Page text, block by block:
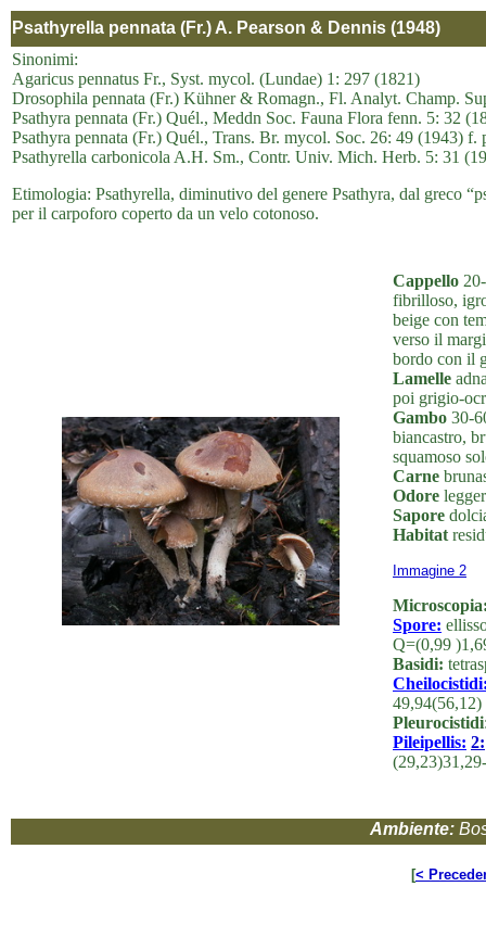
Psathyrella pennata (Fr.) A. Pearson & Dennis (1948)
Sinonimi:
Agaricus pennatus Fr., Syst. mycol. (Lundae) 1: 297 (1821)
Drosophila pennata (Fr.) Kühner & Romagn., Fl. Analyt. Champ.
Psathyra pennata (Fr.) Quél., Meddn Soc. Fauna Flora fenn. 5: 32
Psathyra pennata (Fr.) Quél., Trans. Br. mycol. Soc. 26: 49 (1943) f.
Psathyrella carbonicola A.H. Sm., Contr. Univ. Mich. Herb. 5: 31
Etimologia: Psathyrella, diminutivo del genere Psathyra, dal greco
per il carpoforo coperto da un velo cotonoso.
Cappello
fibrilloso,
beige con
verso il
bordo con il
Lamelle
poi grigio-
Gambo 30-
biancastro,
squamoso
Carne
Odore
Sapore
Habitat
Immagine 2
Spore:
Q=(0,99
Basidi:
Pleurocistidi
Pileipellis: 2:
Ambiente:
[<